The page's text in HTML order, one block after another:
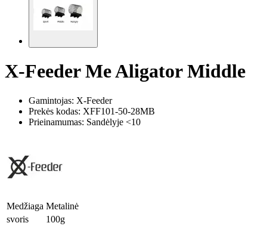
X-Feeder Me Aligator Middle
Gamintojas: X-Feeder
Prekės kodas: XFF101-50-28MB
Prieinamumas: Sandėlyje <10
Medžiaga Metalinė
svoris
100g